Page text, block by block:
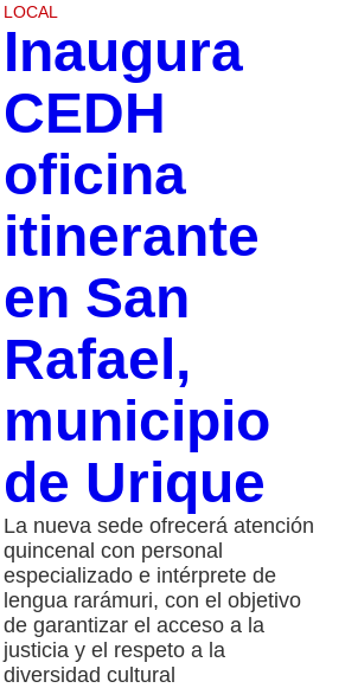
LOCAL
Inaugura
CEDH
oficina
itinerante
en San
Rafael,
municipio
de Urique
La nueva sede ofrecerá atención
quincenal con personal
especializado e intérprete de
lengua rarámuri, con el objetivo
de garantizar el acceso a la
justicia y el respeto a la
diversidad cultural